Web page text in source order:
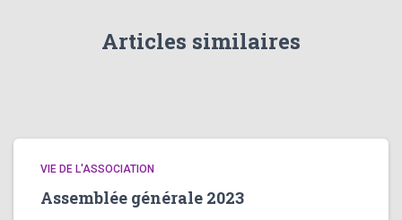
Articles similaires
VIE DE L'ASSOCIATION
Assemblée générale 2023